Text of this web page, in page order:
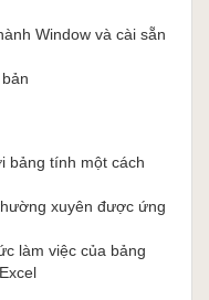
Window và cài sẵn
bảng tính một cách
xuyên được ứng
làm việc của bảng